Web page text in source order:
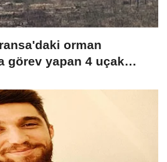
orman
görev yapan 4 uçak